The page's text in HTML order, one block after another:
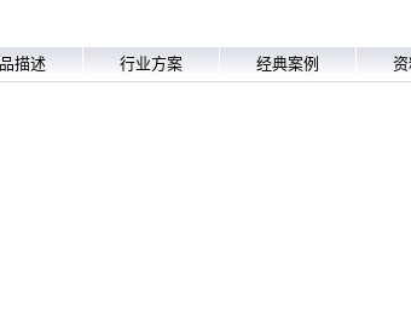
描述 行业方案 经典案例